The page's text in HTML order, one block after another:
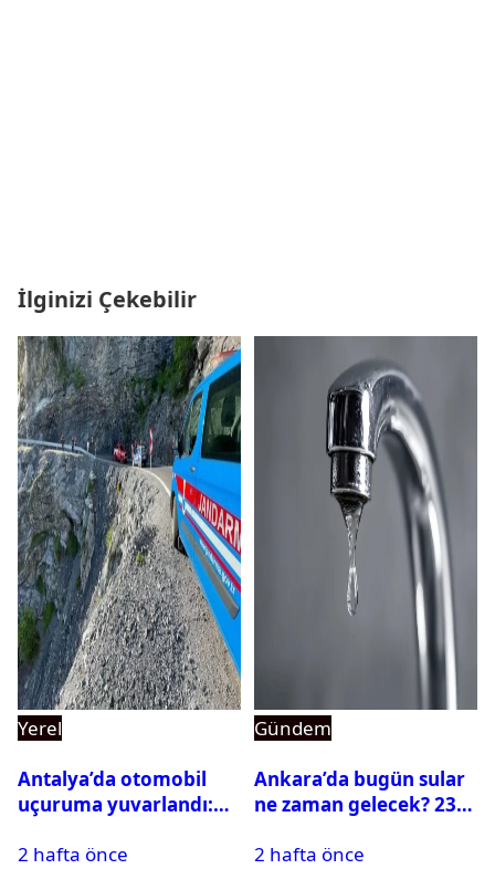
İlginizi Çekebilir
Yerel
Antalya’da otomobil
uçuruma yuvarlandı:
var
2 hafta önce
Gündem
Ankara’da bugün sular
ne zaman gelecek? 23
su kesintisi sorgulama
2 hafta önce